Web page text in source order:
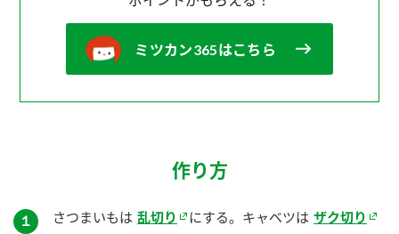
ミツカン365はこちら
作り方
１ さつまいもは 乱切り にする。キャベツは ザク切り